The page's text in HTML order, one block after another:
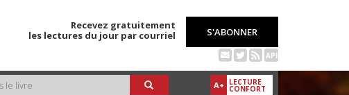
Recevez gratuitement
les lectures du jour par courriel
S'ABONNER
API
A+ LECTURE
CONFORT